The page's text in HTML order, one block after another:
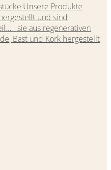
Unsere Produkte
und sind
sie aus regenerativen
Bast und Kork hergestellt